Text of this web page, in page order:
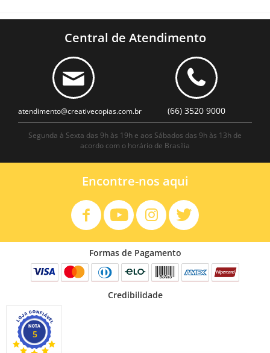
Central de Atendimento
atendimento@creativecopias.com.br (66) 3520 9000
Segunda à Sexta das 9h às 19h e aos Sábados das 9h às 13h de
acordo com o horário de Brasília
Encontre-nos aqui
Formas de Pagamento
Credibilidade
5